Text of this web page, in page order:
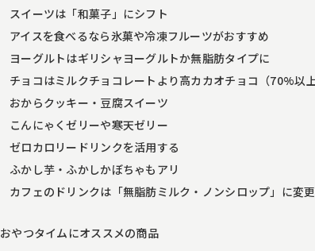
スイーツは「和菓子」にシフト
アイスを食べるなら氷菓や冷凍フルーツがおすすめ
ヨーグルトはギリシャヨーグルトか無脂肪タイプに
チョコはミルクチョコレートより高カカオチョコ（70%以
おからクッキー・豆腐スイーツ
こんにゃくゼリーや寒天ゼリー
ゼロカロリードリンクを活用する
ふかし芋・ふかしかぼちゃもアリ
カフェのドリンクは「無脂肪ミルク・ノンシロップ」に変
おやつタイムにオススメの商品